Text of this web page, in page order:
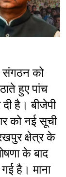
संगठन को
हुए पांच
दी है। बीजेपी
को नई सूची
क्षेत्र के
के बाद
है। माना